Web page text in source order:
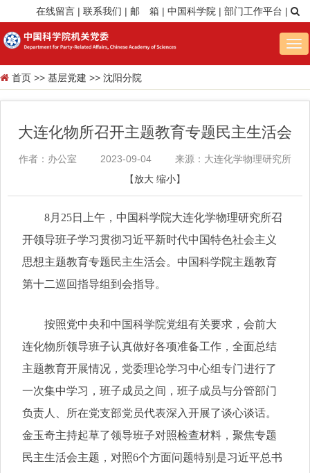
在线留言 | 联系我们 | 邮 箱 | 中国科学院 | 部门工作平台 |
首页 >> 基层党建 >> 沈阳分院
大连化物所召开主题教育专题民主生活会
作者：办公室 2023-09-04
来源：大连化学物理研究所
【放大 缩小】
8月25日上午，中国科学院大连化学物理研究所召
开领导班子学习贯彻习近平新时代中国特色社会主义
思想主题教育专题民主生活会。中国科学院主题教育
第十二巡回指导组到会指导。
按照党中央和中国科学院党组有关要求，会前大
连化物所领导班子认真做好各项准备工作，全面总结
主题教育开展情况，党委理论学习中心组专门进行了
一次集中学习，班子成员之间，班子成员与分管部门
负责人、所在党支部党员代表深入开展了谈心谈话。
金玉奇主持起草了领导班子对照检查材料，聚焦专题
民主生活会主题，对照6个方面问题特别是习近平总书